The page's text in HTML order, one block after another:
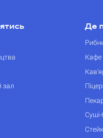
зал
Де
Кафе